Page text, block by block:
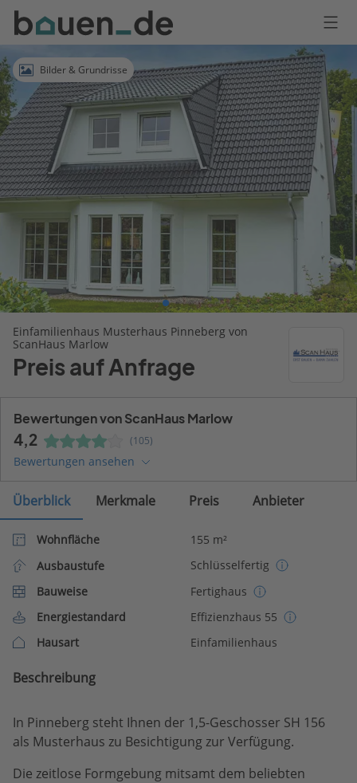
Bauen
Logo
AnmeldenBilder & Grundrisse
Einfamilienhaus Musterhaus Pinneberg von
ScanHaus Marlow
Preis auf Anfrage
Bewertungen von ScanHaus Marlow
4,2 (105)
Bewertungen ansehen
Überblick Merkmale Preis Anbieter
Wohnfläche
155 m²
Ausbaustufe
Schlüsselfertig
Bauweise
Fertighaus
Energiestandard
Effizienzhaus 55
Hausart
Einfamilienhaus
Beschreibung
In Pinneberg steht Ihnen der 1,5-Geschosser SH 156
als Musterhaus zu Besichtigung zur Verfügung.
Die zeitlose Formgebung mitsamt dem beliebten